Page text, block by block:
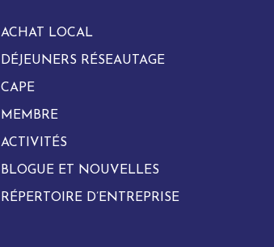
ACHAT LOCAL
DÉJEUNERS RÉSEAUTAGE
CAPE
MEMBRE
ACTIVITÉS
BLOGUE ET NOUVELLES
RÉPERTOIRE D’ENTREPRISE